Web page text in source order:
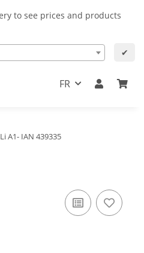
to see prices and products
✔
FR
A1- IAN 439335